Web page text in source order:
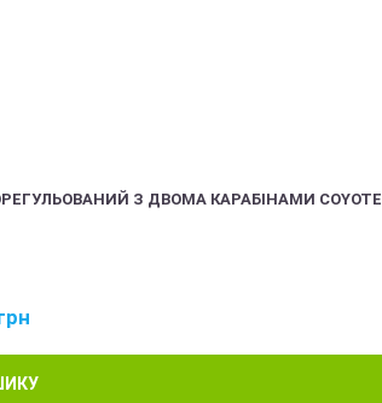
З ДВОМА КАРАБІНАМИ COYOTE